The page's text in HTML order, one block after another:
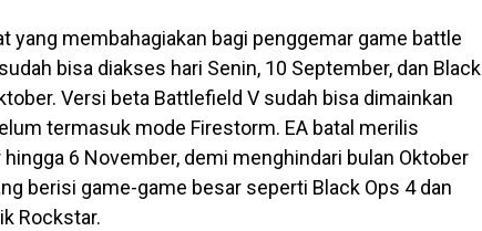
yang membahagiakan bagi penggemar game battle
bisa diakses hari Senin, 10 September, dan Black
Versi beta Battlefield V sudah bisa dimainkan
termasuk mode Firestorm. EA batal merilis
6 November, demi menghindari bulan Oktober
berisi game-game besar seperti Black Ops 4 dan
Rockstar.